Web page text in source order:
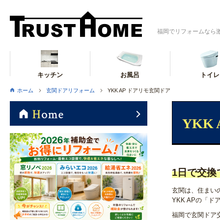
福岡でリフォームなら
キッチン お風呂 トイレ
ホーム 玄関ドアリフォーム YKK AP ドアリモ玄関ドア
YKK
1日で交換
玄関は、住まい
YKK APの「ド
福岡で玄関ドア